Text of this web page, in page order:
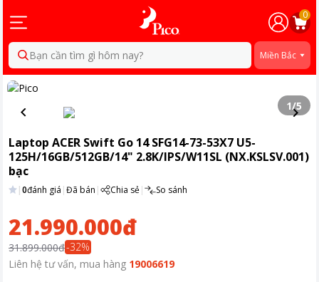
0
Bạn cần tìm gì hôm nay? Miền Bắc
1/5
Laptop ACER Swift Go 14 SFG14-73-53X7 U5-
125H/16GB/512GB/14" 2.8K/IPS/W11SL (NX.KSLSV.001)
bạc
|0đánh giá |Đã bán | Chia sẻ| So sánh
21.990.000đ
31.899.000đ-32%
Liên hệ tư vấn, mua hàng 19006619